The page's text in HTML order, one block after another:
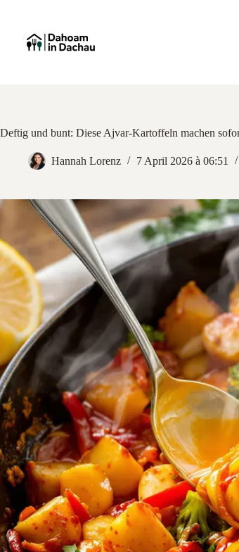
springen
Deftig und bunt: Diese Ajvar-Kartoffeln machen
Hannah Lorenz 7 April 2026 à 06:51